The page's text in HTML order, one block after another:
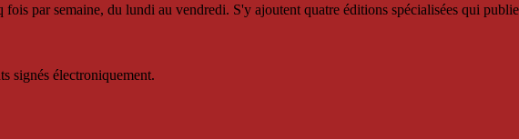
par semaine, du lundi au vendredi. S'y ajoutent quatre éditions spécialisées qui
signés électroniquement.